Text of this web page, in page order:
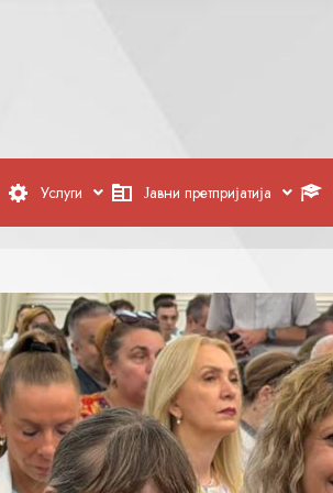
Услуги Јавни претпријатија